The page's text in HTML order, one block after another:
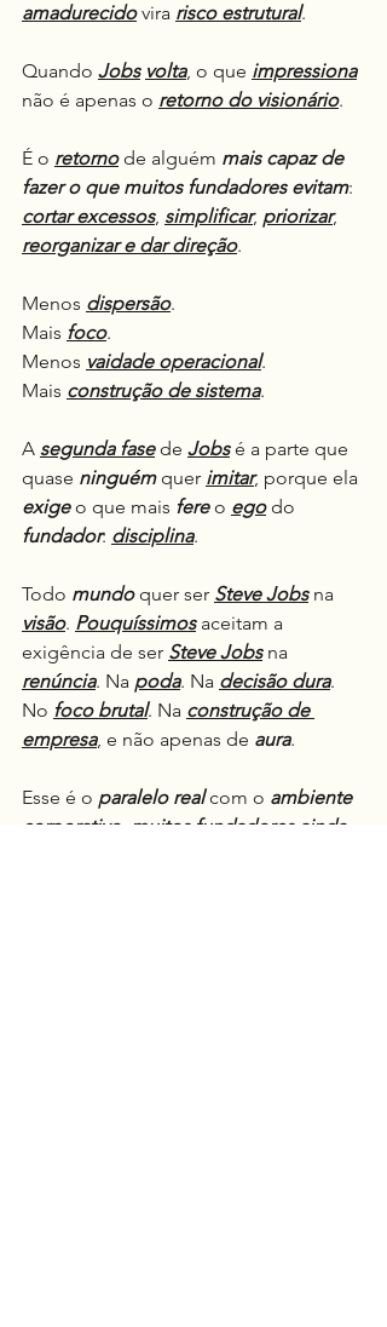
amadurecido vira risco estrutural.
Quando Jobs volta, o que impressiona
não é apenas o retorno do visionário.
É o retorno de alguém mais capaz de
fazer o que muitos fundadores evitam:
cortar excessos, simplificar, priorizar,
reorganizar e dar direção.
Menos dispersão.
Mais foco.
Menos vaidade operacional.
Mais construção de sistema.
A segunda fase de Jobs é a parte que
quase ninguém quer imitar, porque ela
exige o que mais fere o ego do
fundador: disciplina.
Todo mundo quer ser Steve Jobs na
visão. Pouquíssimos aceitam a
exigência de ser Steve Jobs na
renúncia. Na poda. Na decisão dura.
No foco brutal. Na construção de
empresa, e não apenas de aura.
Esse é o paralelo real com o ambiente
corporativo muitos fundadores ainda